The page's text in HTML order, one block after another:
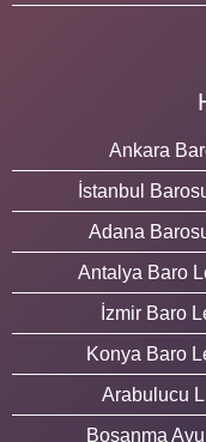
Ankara
İstanbul
Adana
Antalya Baro
İzmir Baro
Konya Baro
Arabulucu
Boşanma